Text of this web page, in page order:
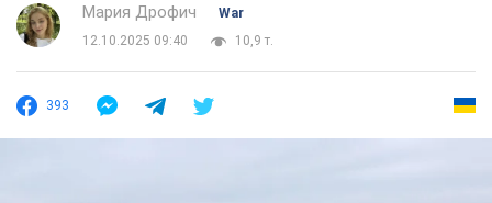
Мария Дрофич
War
12.10.2025 09:40
10,9 т.
393